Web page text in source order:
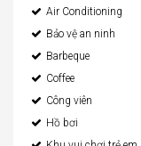
Air Conditioning
Bảo vệ an ninh
Barbeque
Coffee
Công viên
Hồ bơi